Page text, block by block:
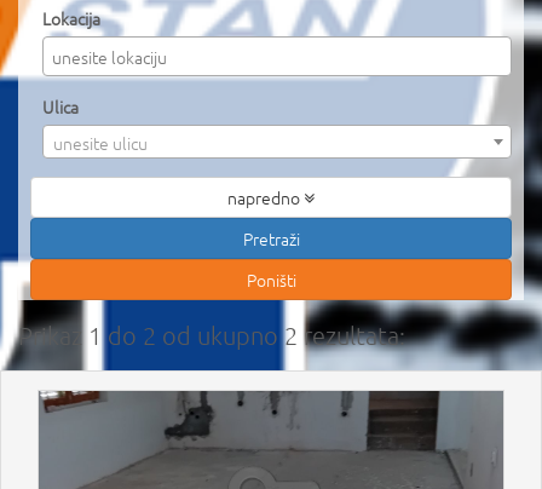
Lokacija
Ulica
unesite ulicu
napredno
Prikaz 1 do 2 od ukupno 2 rezultata: